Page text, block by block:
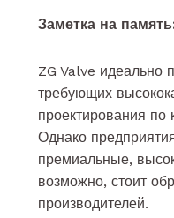
Заметка на
ZG Valve идеально
требующих
проектирования по
Однако
премиальные,
возможно, стоит
производителей.